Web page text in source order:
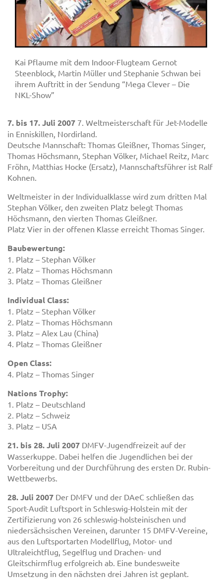
Kai Pflaume mit dem Indoor-Flugteam Gernot
Steenblock, Martin Müller und Stephanie Schwan bei
ihrem Auftritt in der Sendung “Mega Clever – Die
NKL-Show”
7. bis 17. Juli 2007 7. Weltmeisterschaft für Jet-Modelle
in Enniskillen, Nordirland.
Deutsche Mannschaft: Thomas Gleißner, Thomas Singer,
Thomas Höchsmann, Stephan Völker, Michael Reitz, Marc
Fröhn, Matthias Hocke (Ersatz), Mannschaftsführer ist Ralf
Kohnen.
Weltmeister in der Individualklasse wird zum dritten Mal
Stephan Völker, den zweiten Platz belegt Thomas
Höchsmann, den vierten Thomas Gleißner.
Platz Vier in der offenen Klasse erreicht Thomas Singer.
Baubewertung:
1. Platz – Stephan Völker
2. Platz – Thomas Höchsmann
3. Platz – Thomas Gleißner
Individual Class:
1. Platz – Stephan Völker
2. Platz – Thomas Höchsmann
3. Platz – Alex Lau (China)
4. Platz – Thomas Gleißner
Open Class:
4. Platz – Thomas Singer
Nations Trophy:
1. Platz – Deutschland
2. Platz – Schweiz
3. Platz – USA
21. bis 28. Juli 2007 DMFV-Jugendfreizeit auf der
Wasserkuppe. Dabei helfen die Jugendlichen bei der
Vorbereitung und der Durchführung des ersten Dr. Rubin-
Wettbewerbs.
28. Juli 2007 Der DMFV und der DAeC schließen das
Sport-Audit Luftsport in Schleswig-Holstein mit der
Zertifizierung von 26 schleswig-holsteinischen und
niedersächsischen Vereinen, darunter 15 DMFV-Vereine,
aus den Luftsportarten Modellflug, Motor- und
Ultraleichtflug, Segelflug und Drachen- und
Gleitschirmflug erfolgreich ab. Eine bundesweite
Umsetzung in den nächsten drei Jahren ist geplant.